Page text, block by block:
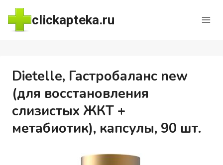
Перейти
содержимому
clickapteka.ru
Dietelle, Гастробаланс new
(для восстановления
слизистых ЖКТ +
метабиотик), капсулы, 90 шт.